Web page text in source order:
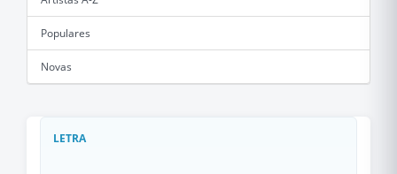
Populares
Novas
LETRA